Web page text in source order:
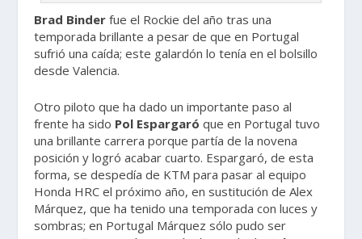
Brad Binder fue el Rockie del año tras una
temporada brillante a pesar de que en Portugal
sufrió una caída; este galardón lo tenía en el bolsillo
desde Valencia.
Otro piloto que ha dado un importante paso al
frente ha sido Pol Espargaró que en Portugal tuvo
una brillante carrera porque partía de la novena
posición y logró acabar cuarto. Espargaró, de esta
forma, se despedía de KTM para pasar al equipo
Honda HRC el próximo año, en sustitución de Alex
Márquez, que ha tenido una temporada con luces y
sombras; en Portugal Márquez sólo pudo ser